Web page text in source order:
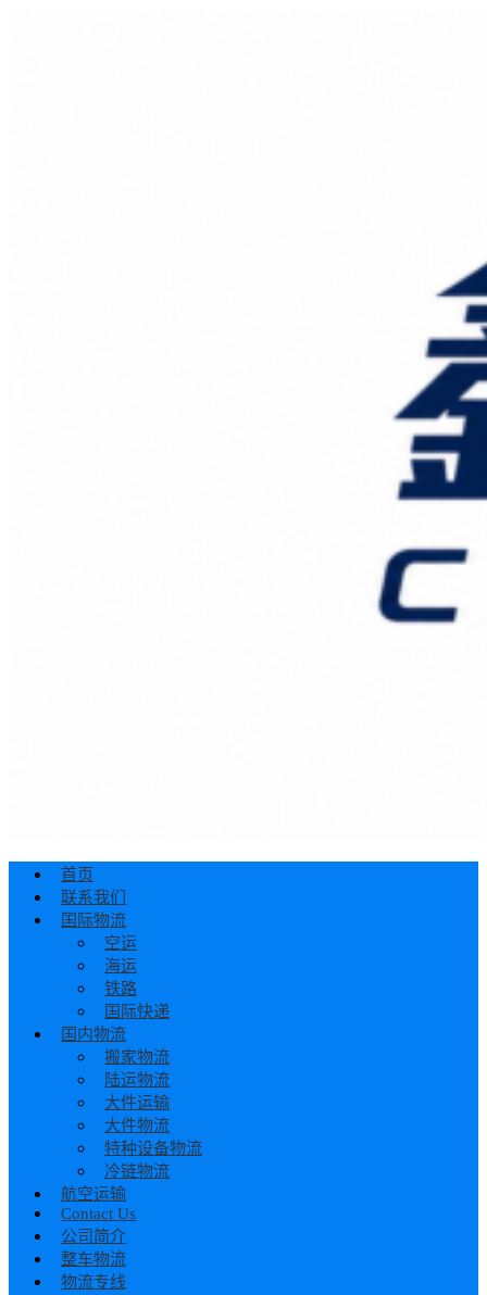
首页
联系我们
国际物流
空运
海运
铁路
国际快递
国内物流
搬家物流
陆运物流
大件运输
大件物流
特种设备物流
冷链物流
航空运输
Contact Us
公司简介
整车物流
物流专线